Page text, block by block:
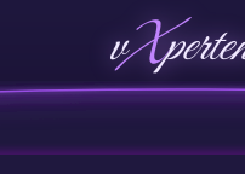
vX